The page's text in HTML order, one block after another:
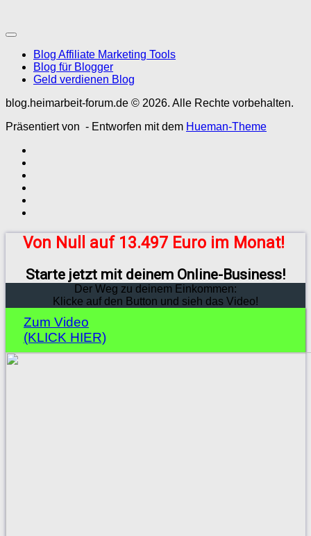
Blog Affiliate Marketing Tools
Blog für Blogger
Geld verdienen Blog
blog.heimarbeit-forum.de © 2026. Alle Rechte vorbehalten.
Präsentiert von - Entworfen mit dem Hueman-Theme
Von Null auf 13.497 Euro im Monat!
Starte jetzt mit deinem Online-Business!
Der Weg zu deinem Einkommen:
Klicke auf den Button und sieh das Video!
Zum Video
(KLICK HIER)